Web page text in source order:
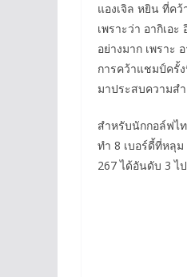
แองเจิล หยิน ที่คว้
เพราะว่า อากิเอ
อย่างมาก เพราะ
การคว้าแชมป์ครั้
มาประสบความส
สำหรับนักกอล์ฟไ
ทำ 8 เบอร์ดี้ที่หลุม
267 ได้อันดับ 3 ไ